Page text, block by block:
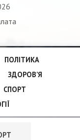
ПОЛІТИКА
ЗДОРОВ’Я
СПОРТ